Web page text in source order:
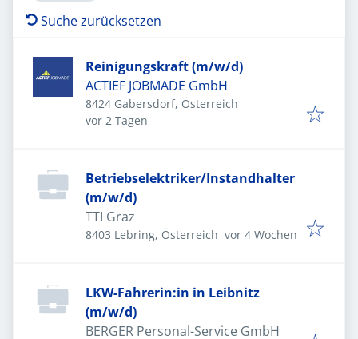
Suche zurücksetzen
Reinigungskraft (m/w/d)
ACTIEF JOBMADE GmbH
8424 Gabersdorf, Österreich
Veröffentlicht
vor 2 Tagen
Betriebselektriker/Instandhalter
(m/w/d)
TTI Graz
8403 Lebring, Österreich Veröffentlicht:
vor 4 Wochen
LKW-Fahrerin:in in Leibnitz
(m/w/d)
BERGER Personal-Service GmbH